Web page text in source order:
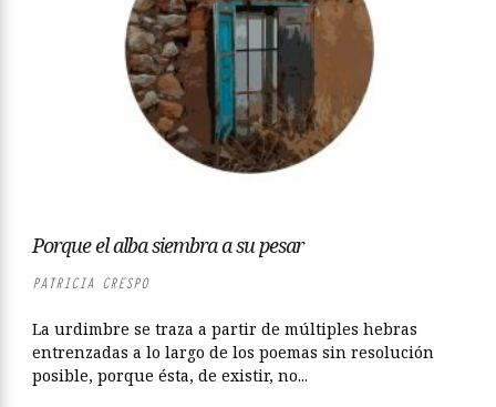
Porque el alba siembra a su pesar
PATRICIA CRESPO
La urdimbre se traza a partir de múltiples hebras
entrenzadas a lo largo de los poemas sin resolución
posible, porque ésta, de existir, no...